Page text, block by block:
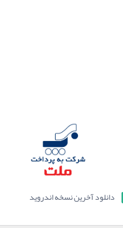
دانلود آخرین نسخه اندروید